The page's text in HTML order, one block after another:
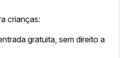
crianças:
gratuita, sem direito a